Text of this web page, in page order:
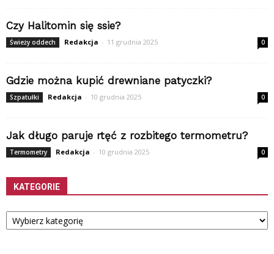
Czy Halitomin się ssie?
Świeży oddech Redakcja - 11 grudnia 2025 0
Gdzie można kupić drewniane patyczki?
Szpatułki Redakcja - 10 grudnia 2025 0
Jak długo paruje rtęć z rozbitego termometru?
Termometry Redakcja - 10 grudnia 2025 0
KATEGORIE
Kategorie